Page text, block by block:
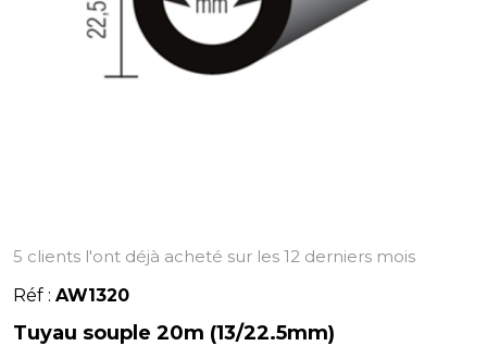
5 clients l'ont déjà acheté sur les 12 derniers mois
Réf : AW1320
Tuyau souple 20m (13/22.5mm)